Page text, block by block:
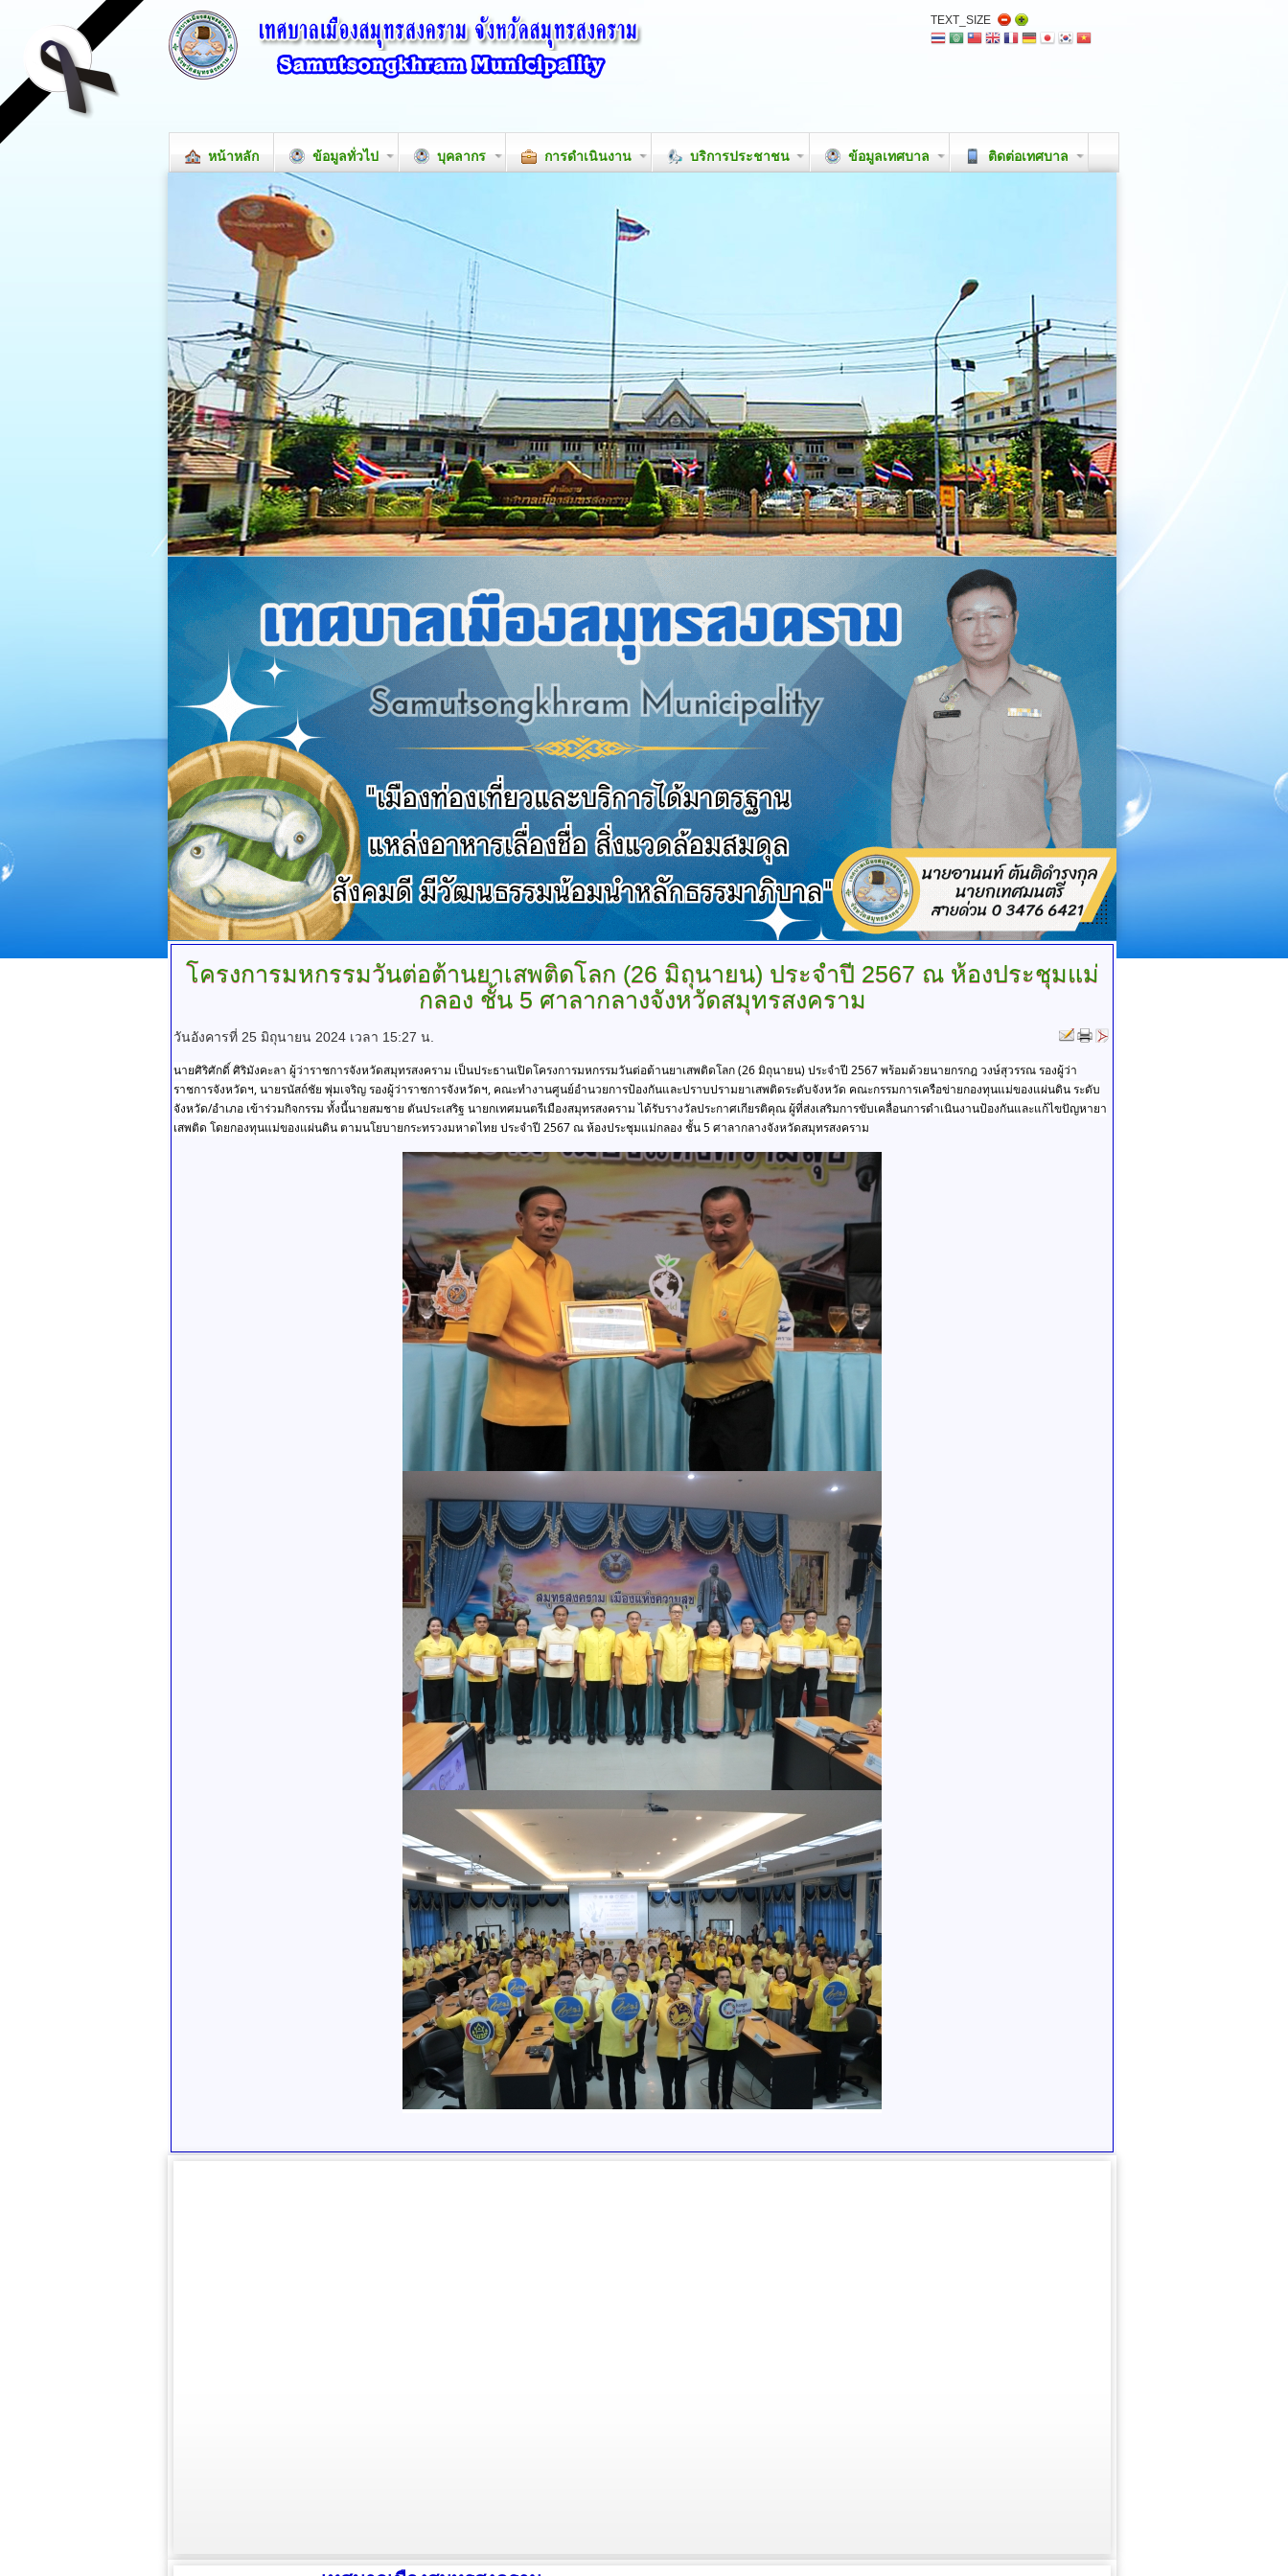
TEXT_SIZE
หน้าหลัก ข้อมูลทั่วไป บุคลากร การดำเนินงาน บริการประชาชน ข้อมูลเทศบาล ติดต่อเทศบาล
โครงการมหกรรมวันต่อต้านยาเสพติดโลก (26 มิถุนายน) ประจำปี 2567 ณ ห้องประชุมแม่
กลอง ชั้น 5 ศาลากลางจังหวัดสมุทรสงคราม
วันอังคารที่ 25 มิถุนายน 2024 เวลา 15:27 น.
นายศิริศักดิ์ ศิริมังคะลา ผู้ว่าราชการจังหวัดสมุทรสงคราม เป็นประธานเปิดโครงการมหกรรมวันต่อต้านยาเสพติดโลก (26 มิถุนายน) ประจำปี 2567 พร้อมด้วยนายกรกฎ วงษ์สุวรรณ รองผู้ว่า
ราชการจังหวัดฯ, นายรนัสถ์ชัย พุ่มเจริญ รองผู้ว่าราชการจังหวัดฯ, คณะทำงานศูนย์อำนวยการป้องกันและปราบปรามยาเสพติดระดับจังหวัด คณะกรรมการเครือข่ายกองทุนแม่ของแผ่นดิน ระดับ
จังหวัด/อำเภอ เข้าร่วมกิจกรรม ทั้งนี้นายสมชาย ตันประเสริฐ นายกเทศมนตรีเมืองสมุทรสงคราม ได้รับรางวัลประกาศเกียรติคุณ ผู้ที่ส่งเสริมการขับเคลื่อนการดำเนินงานป้องกันและแก้ไขปัญหายา
เสพติด โดยกองทุนแม่ของแผ่นดิน ตามนโยบายกระทรวงมหาดไทย ประจำปี 2567 ณ ห้องประชุมแม่กลอง ชั้น 5 ศาลากลางจังหวัดสมุทรสงคราม